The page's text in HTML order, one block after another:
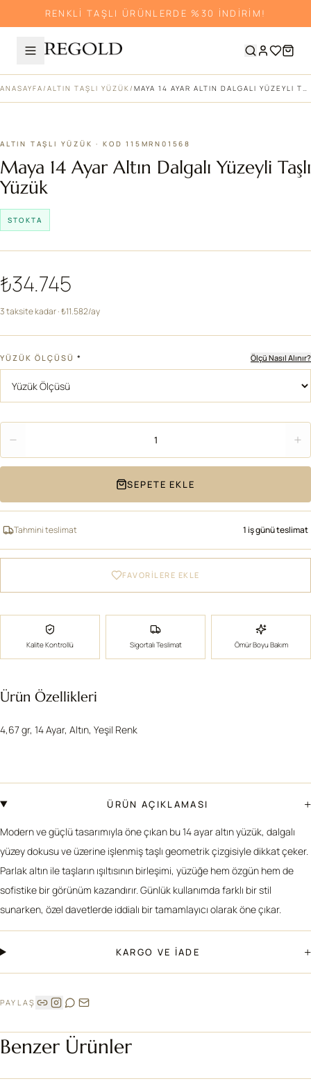
RENKLİ TAŞLI ÜRÜNLERDE %30 İNDİRİM!
ANASAYFA/ ALTIN TAŞLI YÜZÜK/ MAYA 14 AYAR ALTIN DALGALI YÜZEYLI TAŞLI YÜZÜK
ALTIN TAŞLI YÜZÜK · KOD 115MRN01568
Maya 14 Ayar Altın Dalgalı Yüzeyli Taşlı
Yüzük
STOKTA
₺34.745
3 taksite kadar · ₺11.582/ay
YÜZÜK ÖLÇÜSÜ * Ölçü Nasıl Alınır?
1
SEPETE EKLE
Tahmini teslimat 1 iş günü teslimat
FAVORİLERE EKLE
Kalite Kontrollü Sigortalı Teslimat Ömür Boyu Bakım
Ürün Özellikleri
4,67 gr, 14 Ayar, Altın, Yeşil Renk
ÜRÜN AÇIKLAMASI +
Modern ve güçlü tasarımıyla öne çıkan bu 14 ayar altın yüzük, dalgalı
yüzey dokusu ve üzerine işlenmiş taşlı geometrik çizgisiyle dikkat çeker.
Parlak altın ile taşların ışıltısının birleşimi, yüzüğe hem özgün hem de
sofistike bir görünüm kazandırır. Günlük kullanımda farklı bir stil
sunarken, özel davetlerde iddialı bir tamamlayıcı olarak öne çıkar.
KARGO VE İADE +
PAYLAŞ
Benzer Ürünler